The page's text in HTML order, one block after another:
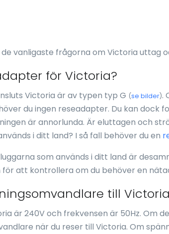
vanligaste frågorna om Victoria uttag
för Victoria?
Victoria är av typen typ G (se bilder).
du ingen reseadapter. Du kan dock
är annorlunda. Är eluttagen och
i ditt land? I så fall behöver du en
som används i ditt land är
för att kontrollera om du behöver en
till
är 240V och frekvensen är 50Hz. Om
när du reser till Victoria. Om